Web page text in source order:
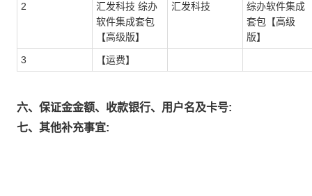
2
汇发科技 综办
软件集成套包
【高级版】
汇发科技
综办软件集成
套包【高级
版】
3 【运费】
六、保证金金额、收款银行、用户名及卡号:
七、其他补充事宜: